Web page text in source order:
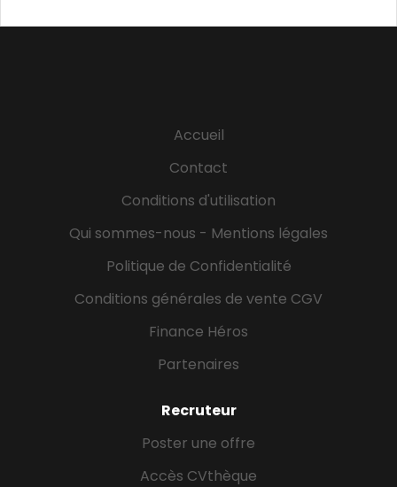
Accueil
Contact
Conditions d'utilisation
Qui sommes-nous - Mentions légales
Politique de Confidentialité
Conditions générales de vente CGV
Finance Héros
Partenaires
Recruteur
Poster une offre
Accès CVthèque